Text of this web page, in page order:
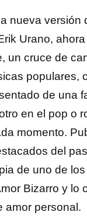
nueva versión
Urano,
un cruce de
populares,
de una
en el pop o
momento.
del
de uno de
Bizarro y lo
amor personal.